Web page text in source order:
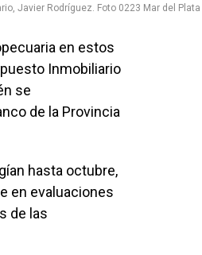
Javier Rodríguez. Foto 0223 Mar del Plata
en estos
Inmobiliario
se
de la Provincia
hasta octubre,
en evaluaciones
de las